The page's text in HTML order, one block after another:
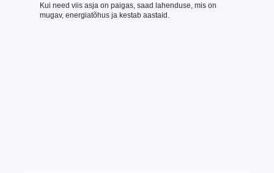
Kui need viis asja on paigas, saad lahenduse, mis on
mugav, energiatõhus ja kestab aastaid.